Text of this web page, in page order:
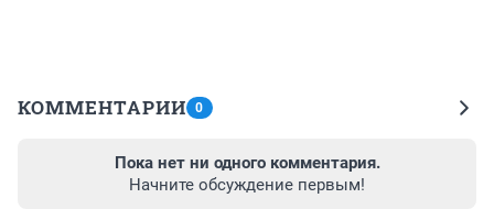
КОММЕНТАРИИ 0
Пока нет ни одного комментария.
Начните обсуждение первым!